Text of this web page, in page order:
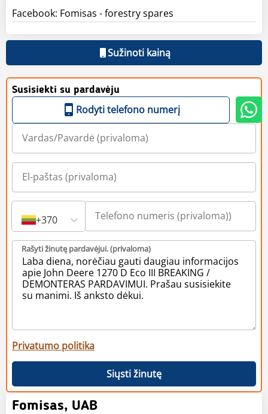
Facebook: Fomisas - forestry spares
Sužinoti kainą
Susisiekti su pardavėju
Rodyti telefono numerį
+370
Rašyti žinutę pardavėjui. (privaloma)
Privatumo politika
Siųsti žinutę
Fomisas, UAB